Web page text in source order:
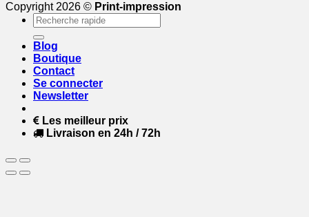
Copyright 2026 © Print-impression
Recherche
pour :
Blog
Boutique
Contact
Se connecter
Newsletter
Les meilleur prix
Livraison en 24h / 72h